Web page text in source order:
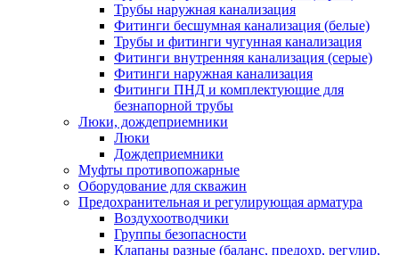
Трубы наружная канализация
Фитинги бесшумная канализация (белые)
Трубы и фитинги чугунная канализация
Фитинги внутренняя канализация (серые)
Фитинги наружная канализация
Фитинги ПНД и комплектующие для
безнапорной трубы
Люки, дождеприемники
Люки
Дождеприемники
Муфты противопожарные
Оборудование для скважин
Предохранительная и регулирующая арматура
Воздухоотводчики
Группы безопасности
Клапаны разные (баланс, предохр, регулир,